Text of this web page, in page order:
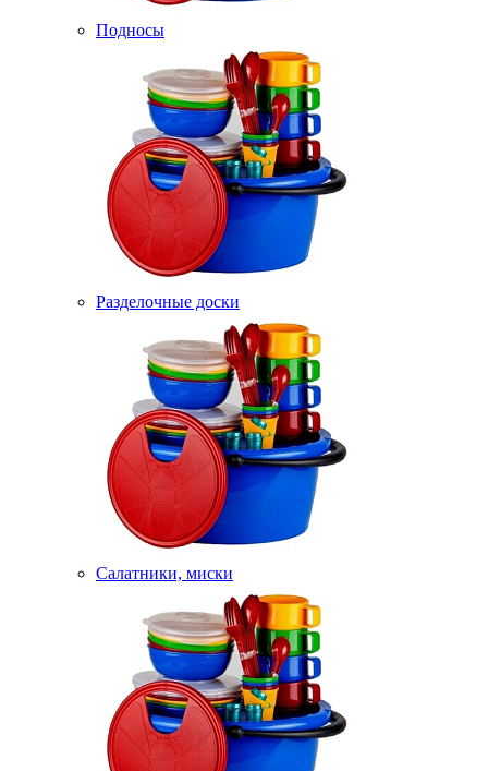
Подносы
Разделочные доски
Салатники, миски